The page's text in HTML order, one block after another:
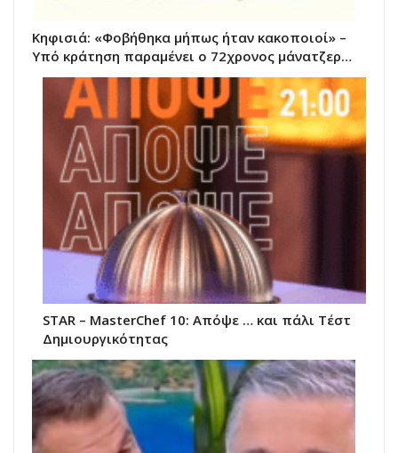
Κηφισιά: «Φοβήθηκα μήπως ήταν κακοποιοί» –
Υπό κράτηση παραμένει ο 72χρονος μάνατζερ…
STAR – ΜasterChef 10: Απόψε … και πάλι Τέστ
Δημιουργικότητας